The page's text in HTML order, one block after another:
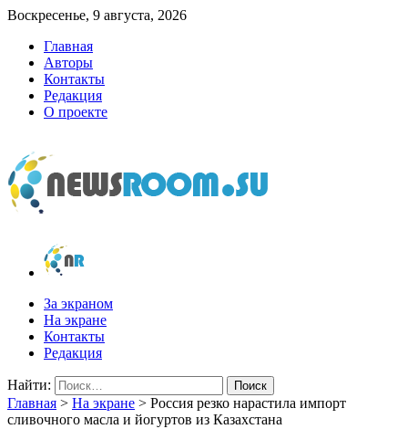
Воскресенье, 9 августа, 2026
Главная
Авторы
Контакты
Редакция
О проекте
newsroom.su
Новости о новостях
За экраном
На экране
Контакты
Редакция
Найти:
Главная > На экране > Россия резко нарастила импорт
сливочного масла и йогуртов из Казахстана